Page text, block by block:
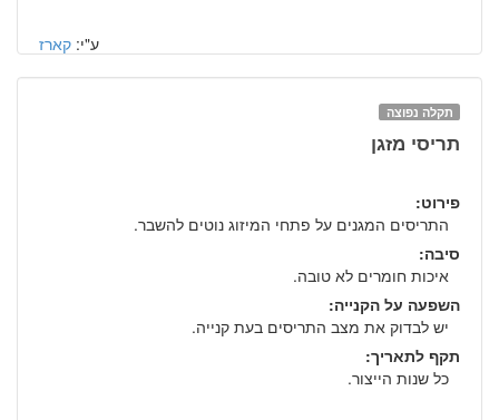
ע"י: קארז
תקלה נפוצה
תריסי מזגן
פירוט:
התריסים המגנים על פתחי המיזוג נוטים להשבר.
סיבה:
איכות חומרים לא טובה.
השפעה על הקנייה:
יש לבדוק את מצב התריסים בעת קנייה.
תקף לתאריך:
כל שנות הייצור.